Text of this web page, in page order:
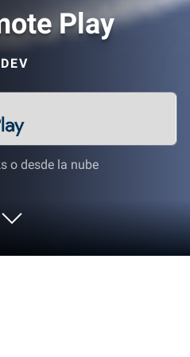
Play
o desde la nube